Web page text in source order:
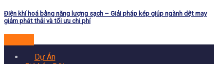
Điện khí hoá bằng năng lượng sạch – Giải pháp kép giúp ngành dệt may
giảm phát thải và tối ưu chi phí
Dự Án